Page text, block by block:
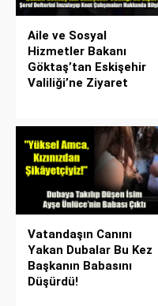
Aile ve Sosyal
Hizmetler Bakanı
Göktaş’tan Eskişehir
Valiliği’ne Ziyaret
Vatandaşın Canını
Yakan Dubalar Bu Kez
Başkanın Babasını
Düşürdü!